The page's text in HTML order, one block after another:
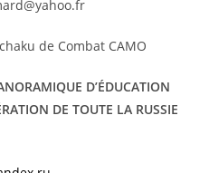
de Combat CAMO
D’ÉDUCATION
DE TOUTE LA RUSSIE